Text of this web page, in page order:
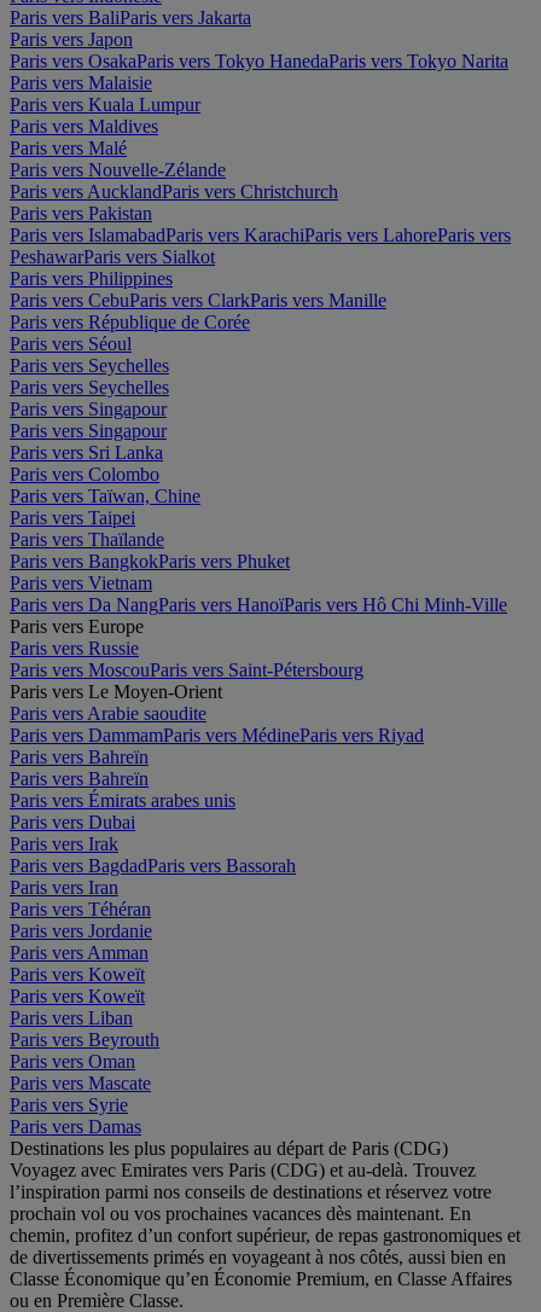
Paris vers BaliParis vers Jakarta
Paris vers Japon
Paris vers OsakaParis vers Tokyo HanedaParis vers Tokyo Narita
Paris vers Malaisie
Paris vers Kuala Lumpur
Paris vers Maldives
Paris vers Malé
Paris vers Nouvelle-Zélande
Paris vers AucklandParis vers Christchurch
Paris vers Pakistan
Paris vers IslamabadParis vers KarachiParis vers LahoreParis vers
PeshawarParis vers Sialkot
Paris vers Philippines
Paris vers CebuParis vers ClarkParis vers Manille
Paris vers République de Corée
Paris vers Séoul
Paris vers Seychelles
Paris vers Seychelles
Paris vers Singapour
Paris vers Singapour
Paris vers Sri Lanka
Paris vers Colombo
Paris vers Taïwan, Chine
Paris vers Taipei
Paris vers Thaïlande
Paris vers BangkokParis vers Phuket
Paris vers Vietnam
Paris vers Da NangParis vers HanoïParis vers Hô Chi Minh-Ville
Paris vers Europe
Paris vers Russie
Paris vers MoscouParis vers Saint-Pétersbourg
Paris vers Le Moyen-Orient
Paris vers Arabie saoudite
Paris vers DammamParis vers MédineParis vers Riyad
Paris vers Bahreïn
Paris vers Bahreïn
Paris vers Émirats arabes unis
Paris vers Dubai
Paris vers Irak
Paris vers BagdadParis vers Bassorah
Paris vers Iran
Paris vers Téhéran
Paris vers Jordanie
Paris vers Amman
Paris vers Koweït
Paris vers Koweït
Paris vers Liban
Paris vers Beyrouth
Paris vers Oman
Paris vers Mascate
Paris vers Syrie
Paris vers Damas
Destinations les plus populaires au départ de Paris (CDG)
Voyagez avec Emirates vers Paris (CDG) et au-delà. Trouvez
l’inspiration parmi nos conseils de destinations et réservez votre
prochain vol ou vos prochaines vacances dès maintenant. En
chemin, profitez d’un confort supérieur, de repas gastronomiques et
de divertissements primés en voyageant à nos côtés, aussi bien en
Classe Économique qu’en Économie Premium, en Classe Affaires
ou en Première Classe.